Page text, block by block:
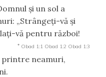
şi un sol a
„Strângeţi-vă şi
vă pentru război!
* Obad 1:1 Obad 1:2 Obad 1:3
printre neamuri,